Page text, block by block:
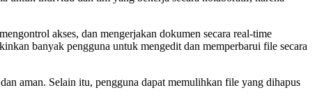
akses, dan mengerjakan dokumen secara real-time
banyak pengguna untuk mengedit dan memperbarui file secara
aman. Selain itu, pengguna dapat memulihkan file yang dihapus